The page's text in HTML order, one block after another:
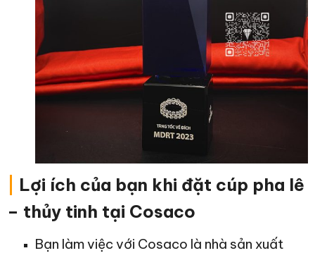
Lợi ích của bạn khi đặt cúp pha lê
– thủy tinh tại Cosaco
Bạn làm việc với Cosaco là nhà sản xuất